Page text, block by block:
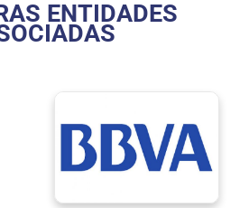
ENTIDADES